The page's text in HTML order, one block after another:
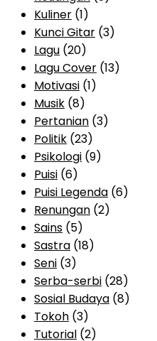
Kuliner (1)
Kunci Gitar (3)
Lagu (20)
Lagu Cover (13)
Motivasi (1)
Musik (8)
Pertanian (3)
Politik (23)
Psikologi (9)
Puisi (6)
Puisi Legenda (6)
Renungan (2)
Sains (5)
Sastra (18)
Seni (3)
Serba-serbi (28)
Sosial Budaya (8)
Tokoh (3)
Tutorial (2)